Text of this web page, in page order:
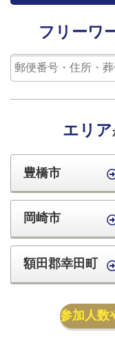
フリーワ
エリア
豊橋市
岡崎市
額田郡幸田町
参加人数